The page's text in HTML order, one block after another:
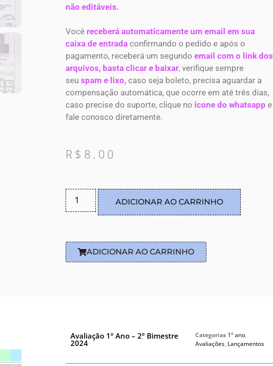
não editáveis.
Você receberá automaticamente um email em sua
caixa de entrada confirmando o pedido e após o
pagamento, receberá um segundo email com o link dos
arquivos, basta clicar e baixar, verifique sempre
seu spam e lixo, caso seja boleto, precisa aguardar a
compensação automática, que ocorre em até três dias,
caso precise do suporte, clique no ícone do whatsapp e
fale conosco diretamente.
R$ 8.00
ADICIONAR AO CARRINHO
ADICIONAR AO CARRINHO
Avaliação 1º Ano – 2º Bimestre
2024
Categorias 1° ano,
Avaliações, Lançamentos